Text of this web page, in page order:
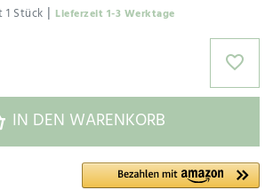
1 Stück | Lieferzeit 1-3 Werktage
IN DEN WARENKORB